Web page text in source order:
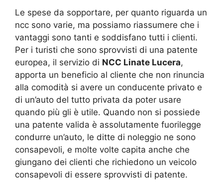
Le spese da sopportare, per quanto riguarda un
ncc sono varie, ma possiamo riassumere che i
vantaggi sono tanti e soddisfano tutti i clienti.
Per i turisti che sono sprovvisti di una patente
europea, il servizio di NCC Linate Lucera,
apporta un beneficio al cliente che non rinuncia
alla comodità si avere un conducente privato e
di un’auto del tutto privata da poter usare
quando più gli è utile. Quando non si possiede
una patente valida è assolutamente fuorilegge
condurre un’auto, le ditte di noleggio ne sono
consapevoli, e molte volte capita anche che
giungano dei clienti che richiedono un veicolo
consapevoli di essere sprovvisti di patente.